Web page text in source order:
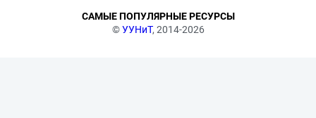
©УУНиТ, 2014-2026
САМЫЕ ПОПУЛЯРНЫЕ РЕСУРСЫ